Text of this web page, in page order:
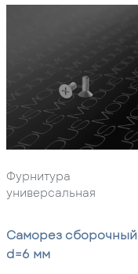
Фурнитура
универсальная
Саморез сборочный
d=6 мм